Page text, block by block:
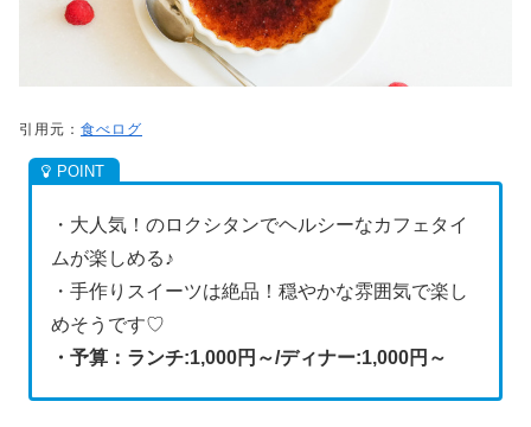
引用元： 食べログ
・大人気！のロクシタンでヘルシーなカフェタイ
ムが楽しめる♪
・手作りスイーツは絶品！穏やかな雰囲気で楽し
めそうです♡
・予算：ランチ:1,000円～/ディナー:1,000円～